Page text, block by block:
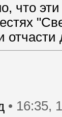
что
• 16:35,